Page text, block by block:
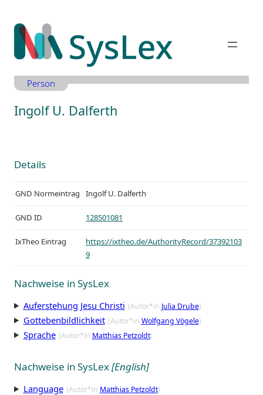
Inhalt
springen
Person
Ingolf U. Dalferth
Details
GND Normeintrag Ingolf U. Dalferth
GND ID 128501081
IxTheo Eintrag
https://ixtheo.de/AuthorityRecord/37392103
9
Nachweise in SysLex
Auferstehung Jesu Christi (Autor*in Julia Drube)
Gottebenbildlichkeit (Autor*in Wolfgang Vögele)
Sprache (Autor*in Matthias Petzoldt)
Nachweise in SysLex[English]
Language (Autor*in Matthias Petzoldt)